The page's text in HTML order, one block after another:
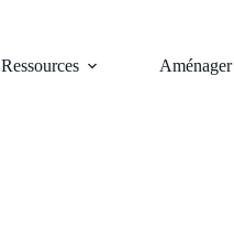
Ressources Aménager